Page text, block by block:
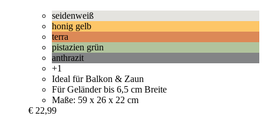
seidenweiß
honig gelb
terra
pistazien grün
anthrazit
+1
Ideal für Balkon & Zaun
Für Geländer bis 6,5 cm Breite
Maße: 59 x 26 x 22 cm
€ 22,99